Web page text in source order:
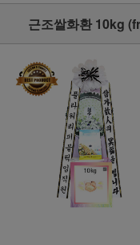
근조쌀화환 10kg